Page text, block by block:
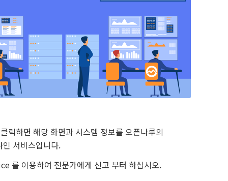
릭하면 해당 화면과 시스템 정보를 오픈나루의
서비스입니다.
를 이용하여 전문가에게 신고 부터 하십시오.